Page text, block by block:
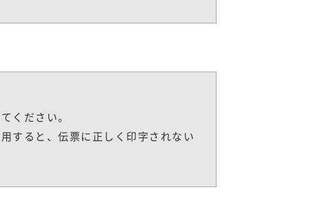
ください。
すると、伝票に正しく印字されない